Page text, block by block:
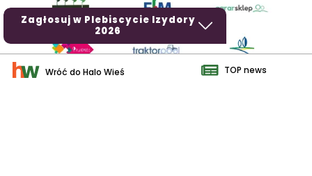
Zagłosuj w Plebiscycie Izydory
2026
Wróć do Halo Wieś TOP news